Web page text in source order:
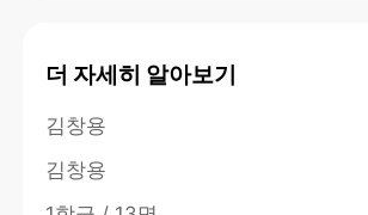
더 자세히 알아보기
김창용
김창용